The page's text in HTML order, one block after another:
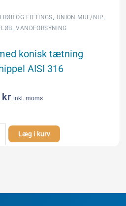
RØR OG FITTINGS, UNION MUF/NIP,
,VANDFORSYNING
konisk tætning
AISI 316
kr inkl. moms
Læg i kurv